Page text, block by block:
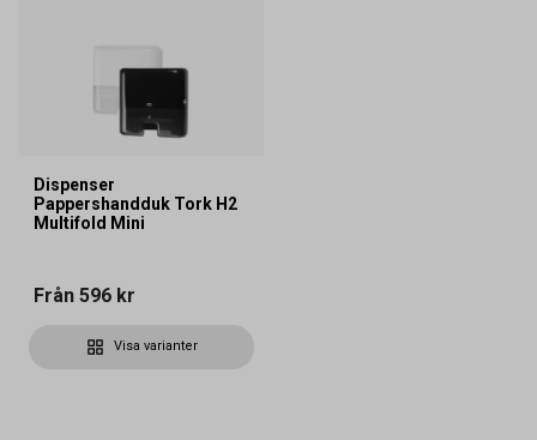
Dispenser
Pappershandduk Tork H2
Multifold Mini
Från 596 kr
Visa varianter